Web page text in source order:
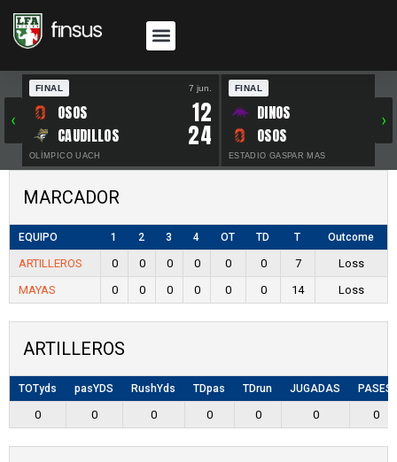
‹
FINAL 7 jun.
OSOS 12
CAUDILLOS 24
OLÍMPICO UACH
FINAL
DINOS
OSOS
ESTADIO GASPAR MAS
›
MARCADOR
EQUIPO 1 2 3 4 OT TD T Outcome
ARTILLEROS 0 0 0 0 0 0 7
Loss
MAYAS
0 0 0 0 0 0 14 Loss
ARTILLEROS
TOTyds pasYDS RushYds TDpas TDrun JUGADAS PASES
0 0 0 0 0 0 0